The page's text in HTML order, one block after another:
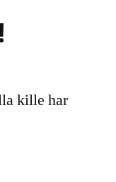
kille har